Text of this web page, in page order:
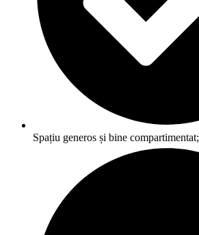
Spațiu generos și bine compartimentat;